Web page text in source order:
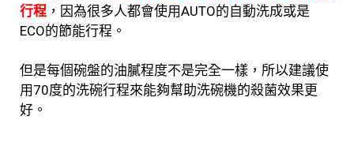
行程 ，因為很多人都會使用AUTO的自動洗成或是
ECO的節能行程。
但是每個碗盤的油膩程度不是完全一樣，所以建議使
用70度的洗碗行程來能夠幫助洗碗機的殺菌效果更
好。